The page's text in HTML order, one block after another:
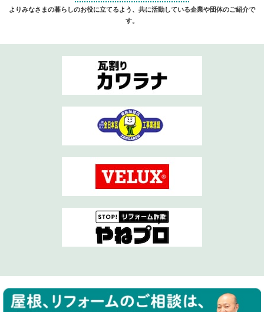
よりみなさまの暮らしのお役に立てるよう、共に活動している企業や団体のご紹介で
す。